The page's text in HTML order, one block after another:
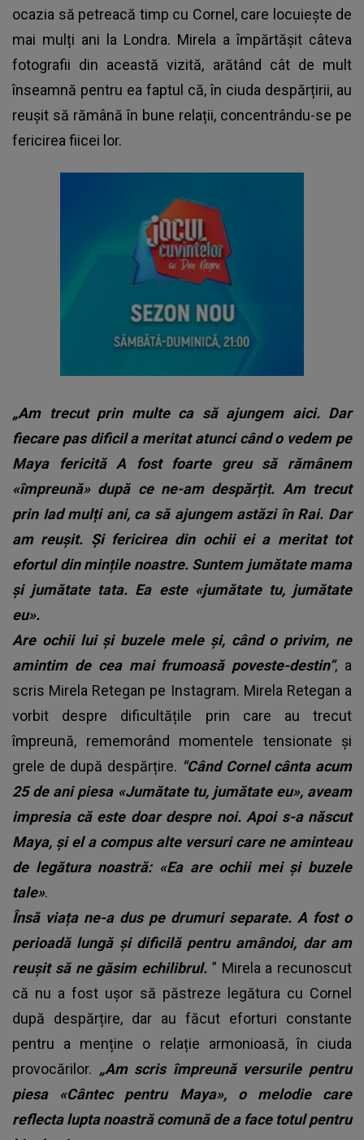
ocazia să petreacă timp cu Cornel, care locuiește de
mai mulți ani la Londra. Mirela a împărtășit câteva
fotografii din această vizită, arătând cât de mult
înseamnă pentru ea faptul că, în ciuda despărțirii, au
reușit să rămână în bune relații, concentrându-se pe
fericirea fiicei lor.
„Am trecut prin multe ca să ajungem aici. Dar
fiecare pas dificil a meritat atunci când o vedem pe
Maya fericită A fost foarte greu să rămânem
«împreună» după ce ne-am despărțit. Am trecut
prin Iad mulți ani, ca să ajungem astăzi în Rai. Dar
am reușit. Și fericirea din ochii ei a meritat tot
efortul din mințile noastre. Suntem jumătate mama
și jumătate tata. Ea este «jumătate tu, jumătate
eu».
Are ochii lui și buzele mele și, când o privim, ne
amintim de cea mai frumoasă poveste-destin”, a
scris Mirela Retegan pe Instagram. Mirela Retegan a
vorbit despre dificultățile prin care au trecut
împreună, rememorând momentele tensionate și
grele de după despărțire. "Când Cornel cânta acum
25 de ani piesa «Jumătate tu, jumătate eu», aveam
impresia că este doar despre noi. Apoi s-a născut
Maya, și el a compus alte versuri care ne aminteau
de legătura noastră: «Ea are ochii mei și buzele
tale».
Însă viața ne-a dus pe drumuri separate. A fost o
perioadă lungă și dificilă pentru amândoi, dar am
reușit să ne găsim echilibrul. ” Mirela a recunoscut
că nu a fost ușor să păstreze legătura cu Cornel
după despărțire, dar au făcut eforturi constante
pentru a menține o relație armonioasă, în ciuda
provocărilor. „Am scris împreună versurile pentru
piesa «Cântec pentru Maya», o melodie care
reflecta lupta noastră comună de a face totul pentru